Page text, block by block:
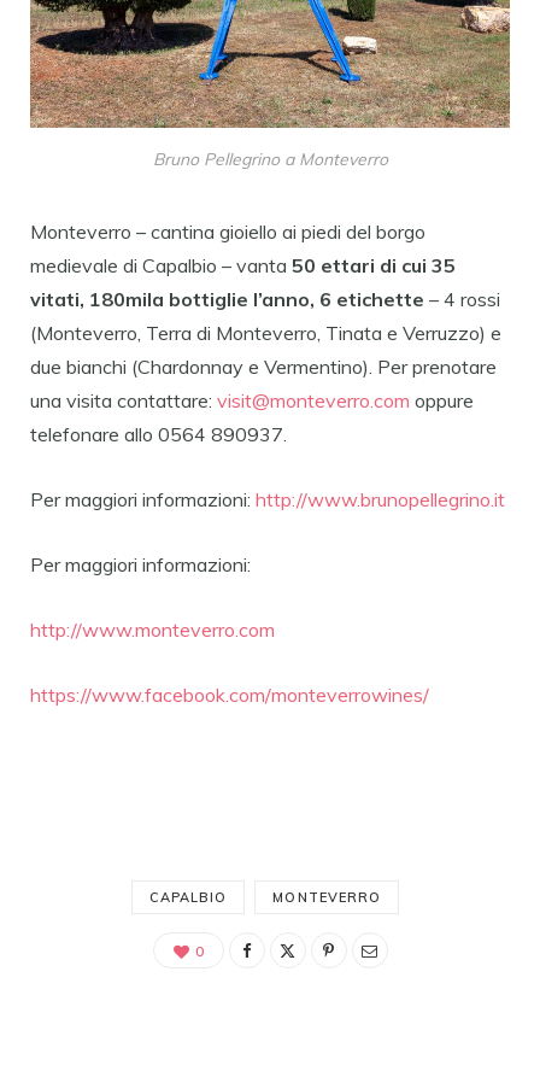
Bruno Pellegrino a Monteverro
Monteverro – cantina gioiello ai piedi del borgo
medievale di Capalbio – vanta 50 ettari di cui 35
vitati, 180mila bottiglie l’anno, 6 etichette – 4 rossi
(Monteverro, Terra di Monteverro, Tinata e Verruzzo) e
due bianchi (Chardonnay e Vermentino). Per prenotare
una visita contattare: visit@monteverro.com oppure
telefonare allo 0564 890937.
Per maggiori informazioni: http://www.brunopellegrino.it
Per maggiori informazioni:
http://www.monteverro.com
https://www.facebook.com/monteverrowines/
CAPALBIO MONTEVERRO
0